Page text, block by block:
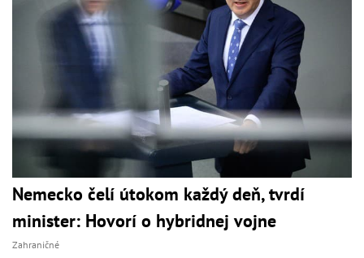
Nemecko čelí útokom každý deň, tvrdí
minister: Hovorí o hybridnej vojne
Zahraničné